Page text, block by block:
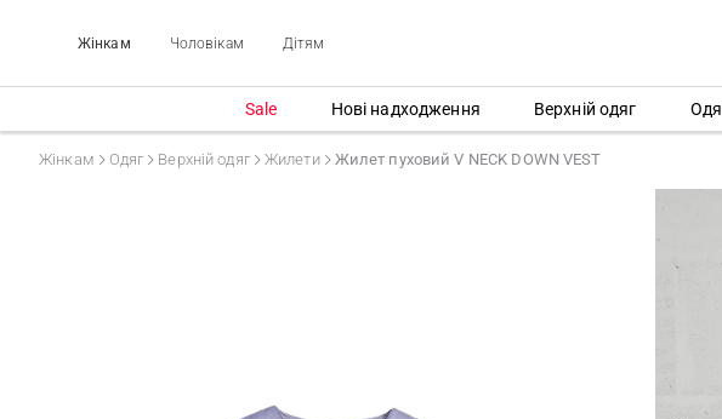
Жінкам Чоловікам Дітям
Sale Нові надходження Верхній одяг
Жінкам Одяг Верхній одяг Жилети Жилет пуховий V NECK DOWN VEST